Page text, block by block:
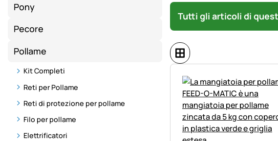
Pony
Pecore
Pollame
Kit Completi
Reti per Pollame
Reti di protezione per pollame
Filo per pollame
Elettrificatori
Tutti gli articoli di